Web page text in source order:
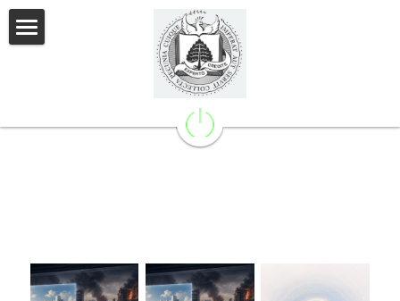
Professional Experience
Publications
STORE CATEGORIES